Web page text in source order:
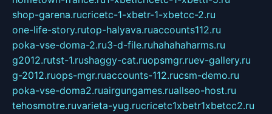
shop-garena.rucricetc-1-xbetr-1-xbetcc-2.ru
one-life-story.rutop-halyava.ruaccounts112.ru
poka-vse-doma-2.ru3-d-file.ruhahahaharms.ru
g2012.rutst-1.rushaggy-cat.ruopsmgr.ruev-gallery.ru
g-2012.ruops-mgr.ruaccounts-112.rucsm-demo.ru
poka-vse-doma2.ruairgungames.ruallseo-host.ru
tehosmotre.ruvarieta-yug.rucricetc1xbetr1xbetcc2.ru